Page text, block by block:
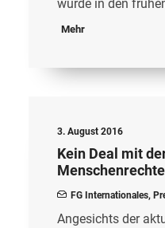
wurde in den
Mehr
3. August 2016
Kein Deal mit
Menschenrechte
FG Internationales,
Angesichts der